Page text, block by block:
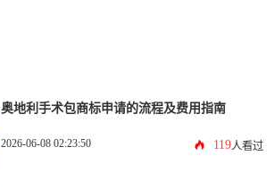
奥地利手术包商标申请的流程及费用指南
2026-06-08 02:23:50 119人看过